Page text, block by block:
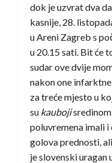
dok je uzvrat dva
kasnije, 28.
u Areni Zagreb s
u 20.15 sati. Bit će
sudar ove dvije
nakon one
za treće mjesto u
su kauboji
poluvremena imali i
golova prednosti,
je slovenski uragan